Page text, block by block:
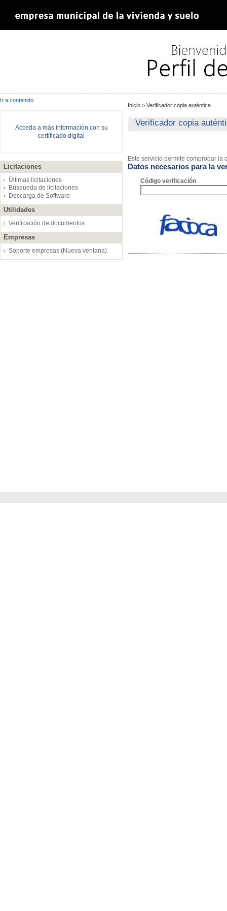
Ir a contenido
Acceda a más información con su
certificado digital
Licitaciones
Últimas licitaciones
Búsqueda de licitaciones
Descarga de Software
Utilidades
Verificación de documentos
Empresas
Soporte empresas (Nueva ventana)
Inicio > Verificador copia auténtica
Verificador copia
Este servicio permite comprobar
Datos necesarios para la
Código verificación